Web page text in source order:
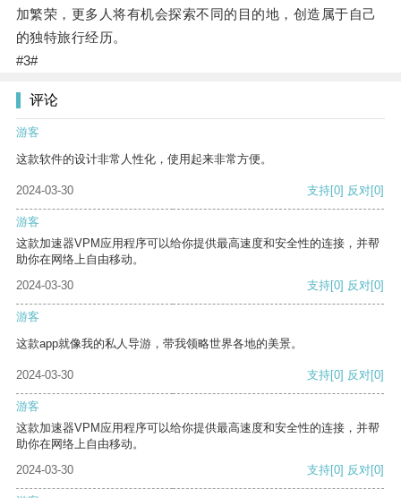
加繁荣，更多人将有机会探索不同的目的地，创造属于自己
的独特旅行经历。
#3#
评论
游客
这款软件的设计非常人性化，使用起来非常方便。
2024-03-30 支持[0] 反对[0]
游客
这款加速器VPM应用程序可以给你提供最高速度和安全性的连接，并帮
助你在网络上自由移动。
2024-03-30
支持[0] 反对[0]
游客
这款app就像我的私人导游，带我领略世界各地的美景。
2024-03-30 支持[0] 反对[0]
游客
这款加速器VPM应用程序可以给你提供最高速度和安全性的连接，并帮
助你在网络上自由移动。
2024-03-30
支持[0] 反对[0]